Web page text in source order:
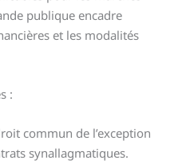
publique encadre
et les modalités
:
commun de l’exception
synallagmatiques.